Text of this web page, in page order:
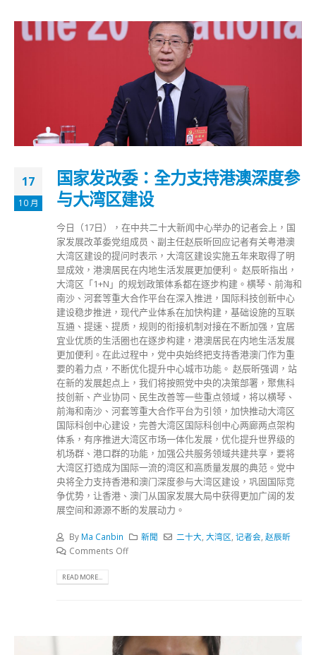
17
10 月
国家发改委：全力支持港澳深度参
与大湾区建设
今日（17日），在中共二十大新闻中心举办的记者会上，国
家发展改革委党组成员、副主任赵辰昕回应记者有关粤港澳
大湾区建设的提问时表示，大湾区建设实施五年来取得了明
显成效，港澳居民在内地生活发展更加便利。 赵辰昕指出，
大湾区「1+N」的规划政策体系都在逐步构建。横琴、前海和
南沙、河套等重大合作平台在深入推进，国际科技创新中心
建设稳步推进，现代产业体系在加快构建，基础设施的互联
互通、提速、提质，规则的衔接机制对接在不断加强，宜居
宜业优质的生活圈也在逐步构建，港澳居民在内地生活发展
更加便利。在此过程中，党中央始终把支持香港澳门作为重
要的着力点，不断优化提升中心城市功能。 赵辰昕强调，站
在新的发展起点上，我们将按照党中央的决策部署，聚焦科
技创新、产业协同、民生改善等一些重点领域，将以横琴、
前海和南沙、河套等重大合作平台为引领，加快推动大湾区
国际科创中心建设，完善大湾区国际科创中心两廊两点架构
体系，有序推进大湾区市场一体化发展，优化提升世界级的
机场群、港口群的功能，加强公共服务领域共建共享，要将
大湾区打造成为国际一流的湾区和高质量发展的典范。党中
央将全力支持香港和澳门深度参与大湾区建设，巩固国际竞
争优势，让香港、澳门从国家发展大局中获得更加广阔的发
展空间和源源不断的发展动力。
By Ma Canbin 新聞 二十大,大湾区,记者会,赵辰昕
Comments Off
READ MORE...